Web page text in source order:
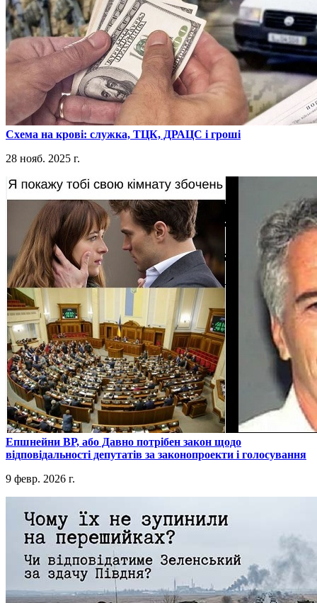
​Схема на крові: служка, ТЦК, ДРАЦС і гроші
28 нояб. 2025 г.
​Епшнейни ВР, або Давно потрібен закон щодо
відповідальності депутатів за законопроекти і голосування
9 февр. 2026 г.